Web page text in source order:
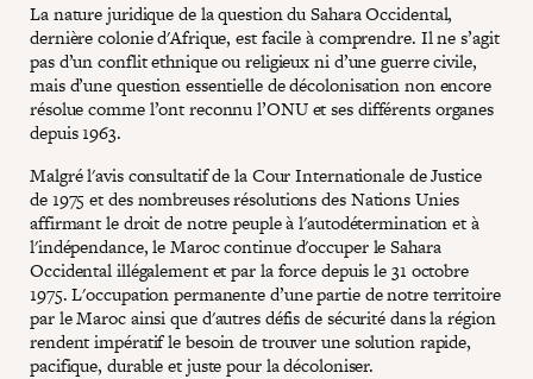
La nature juridique de la question du Sahara Occidental,
dernière colonie d'Afrique, est facile à comprendre. Il ne s’agit
pas d’un conflit ethnique ou religieux ni d’une guerre civile,
mais d’une question essentielle de décolonisation non encore
résolue comme l’ont reconnu l’ONU et ses différents organes
depuis 1963.
Malgré l'avis consultatif de la Cour Internationale de Justice
de 1975 et des nombreuses résolutions des Nations Unies
affirmant le droit de notre peuple à l'autodétermination et à
l'indépendance, le Maroc continue d'occuper le Sahara
Occidental illégalement et par la force depuis le 31 octobre
1975. L'occupation permanente d’une partie de notre territoire
par le Maroc ainsi que d'autres défis de sécurité dans la région
rendent impératif le besoin de trouver une solution rapide,
pacifique, durable et juste pour la décoloniser.